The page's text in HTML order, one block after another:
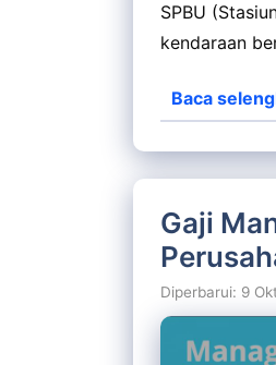
SPBU
kendaraan
Baca
Gaji
Diperbarui: 9